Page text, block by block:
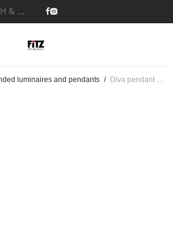
FiTZ ART & LIGHT GmbH & Co. KG
luminaires and pendants / Diva pendant luminaire